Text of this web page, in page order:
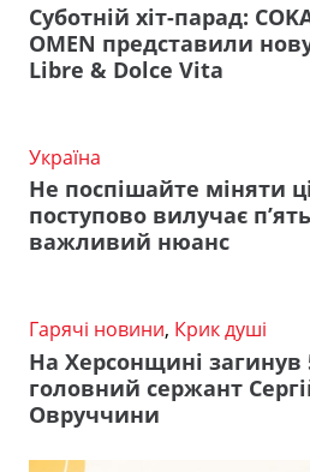
Суботній хіт-парад:
OMEN представили
Libre & Dolce Vita
Україна
Не поспішайте міняти
поступово вилучає
важливий нюанс
Гарячі новини, Крик душі
На Херсонщині загинув
головний сержант
Овруччини